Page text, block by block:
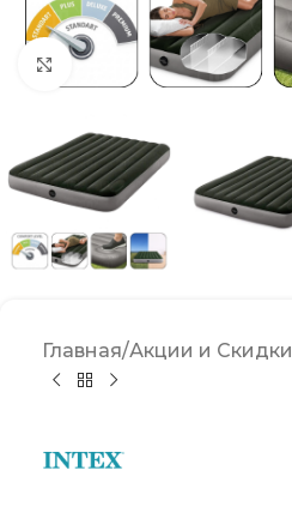
Click to enlarge
Главная Акции и Скидки